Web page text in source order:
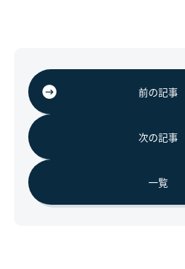
前の記事
次の記事
一覧